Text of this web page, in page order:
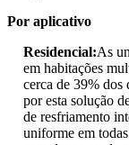
Por aplicativo
Residencial:As
em habitações
cerca de 39% dos
por esta solução
de resfriamento
uniforme em